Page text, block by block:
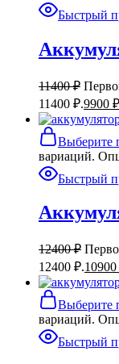
Быстрый
11400₽
11400 ₽.9900 ₽
Выберите
вариаций.
Быстрый
12400₽
12400 ₽.10900
Выберите
вариаций.
Быстрый